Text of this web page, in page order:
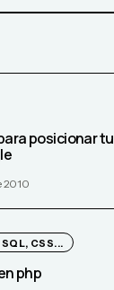
posicionar tu
2010
SQL, CSS...
php